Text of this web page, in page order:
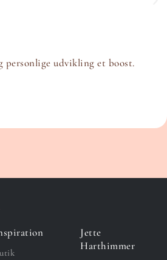
udvikling et boost.
Jette
Harthimmer